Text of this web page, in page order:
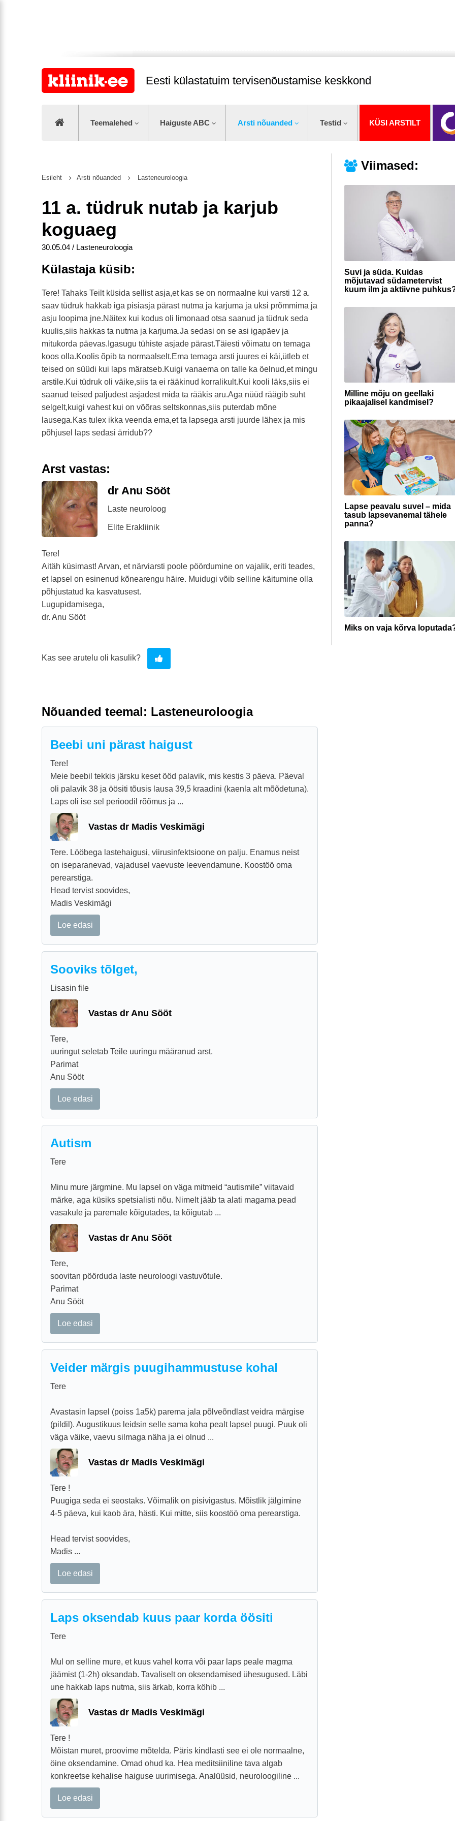
Eesti külastatuim tervisenõustamise keskkond
Teemalehed Haiguste ABC Arsti nõuanded Testid KÜSI ARSTILT
Viimased:
Suvi ja süda. Kuidas
mõjutavad südametervist
kuum ilm ja aktiivne
Milline mõju on geellaki
pikaajalisel kandmisel?
Lapse peavalu suvel – mida
tasub lapsevanemal tähele
panna?
Miks on vaja kõrva
Esileht Arsti nõuanded Lasteneuroloogia
11 a. tüdruk nutab ja karjub
koguaeg
30.05.04 / Lasteneuroloogia
Külastaja küsib:
Tere! Tahaks Teilt küsida sellist asja,et kas se on normaalne kui varsti 12 a.
saav tüdruk hakkab iga pisiasja pärast nutma ja karjuma ja uksi prõmmima ja
asju loopima jne.Näitex kui kodus oli limonaad otsa saanud ja tüdruk seda
kuulis,siis hakkas ta nutma ja karjuma.Ja sedasi on se asi igapäev ja
mitukorda päevas.Igasugu tühiste asjade pärast.Täiesti võimatu on temaga
koos olla.Koolis õpib ta normaalselt.Ema temaga arsti juures ei käi,ütleb et
teised on süüdi kui laps märatseb.Kuigi vanaema on talle ka öelnud,et mingu
arstile.Kui tüdruk oli väike,siis ta ei rääkinud korralikult.Kui kooli läks,siis ei
saanud teised paljudest asjadest mida ta rääkis aru.Aga nüüd räägib suht
selgelt,kuigi vahest kui on võõras seltskonnas,siis puterdab mõne
lausega.Kas tulex ikka veenda ema,et ta lapsega arsti juurde lähex ja mis
põhjusel laps sedasi ärridub??
Arst vastas:
dr Anu Sööt
Laste neuroloog
Elite Erakliinik
Tere!
Aitäh küsimast! Arvan, et närviarsti poole pöördumine on vajalik, eriti teades,
et lapsel on esinenud kõnearengu häire. Muidugi võib selline käitumine olla
põhjustatud ka kasvatusest.
Lugupidamisega,
dr. Anu Sööt
Kas see arutelu oli kasulik?
Nõuanded teemal: Lasteneuroloogia
Beebi uni pärast haigust
Tere!
Meie beebil tekkis järsku keset ööd palavik, mis kestis 3 päeva. Päeval
oli palavik 38 ja öösiti tõusis lausa 39,5 kraadini (kaenla alt mõõdetuna).
Laps oli ise sel perioodil rõõmus ja ...
Vastas dr Madis Veskimägi
Tere. Lööbega lastehaigusi, viirusinfektsioone on palju. Enamus neist
on iseparanevad, vajadusel vaevuste leevendamune. Koostöö oma
perearstiga.
Head tervist soovides,
Madis Veskimägi
Loe edasi
Sooviks tõlget,
Lisasin file
Vastas dr Anu Sööt
Tere,
uuringut seletab Teile uuringu määranud arst.
Parimat
Anu Sööt
Loe edasi
Autism
Tere
Minu mure järgmine. Mu lapsel on väga mitmeid “autismile” viitavaid
märke, aga küsiks spetsialisti nõu. Nimelt jääb ta alati magama pead
vasakule ja paremale kõigutades, ta kõigutab ...
Vastas dr Anu Sööt
Tere,
soovitan pöörduda laste neuroloogi vastuvõtule.
Parimat
Anu Sööt
Loe edasi
Veider märgis puugihammustuse kohal
Tere
Avastasin lapsel (poiss 1a5k) parema jala põlveõndlast veidra märgise
(pildil). Augustikuus leidsin selle sama koha pealt lapsel puugi. Puuk oli
väga väike, vaevu silmaga näha ja ei olnud ...
Vastas dr Madis Veskimägi
Tere !
Puugiga seda ei seostaks. Võimalik on pisivigastus. Mõistlik jälgimine
4-5 päeva, kui kaob ära, hästi. Kui mitte, siis koostöö oma perearstiga.
Head tervist soovides,
Madis ...
Loe edasi
Laps oksendab kuus paar korda öösiti
Tere
Mul on selline mure, et kuus vahel korra vôi paar laps peale magma
jäämist (1-2h) oksandab. Tavaliselt on oksendamised ühesugused. Läbi
une hakkab laps nutma, siis ärkab, korra köhib ...
Vastas dr Madis Veskimägi
Tere !
Mõistan muret, proovime mõtelda. Päris kindlasti see ei ole normaalne,
öine oksendamine. Omad ohud ka. Hea meditsiiniline tava algab
konkreetse kehalise haiguse uurimisega. Analüüsid, neuroloogiline ...
Loe edasi